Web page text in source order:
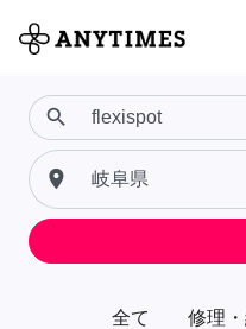
全て 修理
search
place